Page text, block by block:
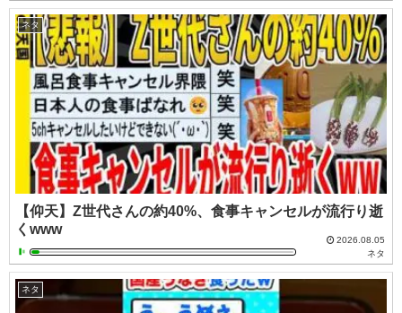
ネタ
【仰天】Z世代さんの約40%、食事キャンセルが流行り逝
くwww
2026.08.05
ネタ
ネタ